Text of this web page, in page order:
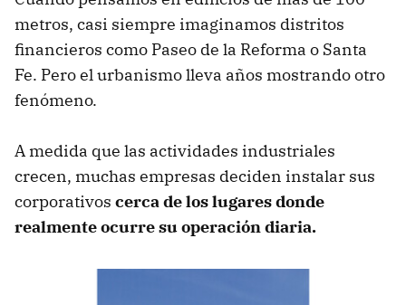
metros, casi siempre imaginamos distritos
financieros como Paseo de la Reforma o Santa
Fe. Pero el urbanismo lleva años mostrando otro
fenómeno.
A medida que las actividades industriales
crecen, muchas empresas deciden instalar sus
corporativos cerca de los lugaresdonde
realmente ocurre su operación diaria.